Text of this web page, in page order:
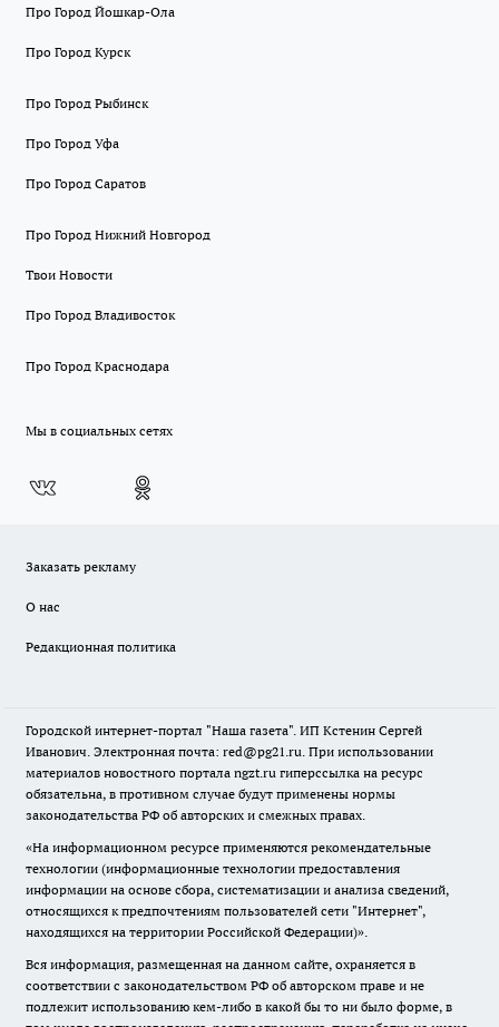
Про Город Йошкар-Ола
Про Город Курск
Про Город Рыбинск
Про Город Уфа
Про Город Саратов
Про Город Нижний Новгород
Твои Новости
Про Город Владивосток
Про Город Краснодара
Мы в социальных сетях
Заказать рекламу
О нас
Редакционная политика
Городской интернет-портал "Наша газета". ИП Кстенин Сергей
Иванович. Электронная почта: red@pg21.ru. При использовании
материалов новостного портала ngzt.ru гиперссылка на ресурс
обязательна, в противном случае будут применены нормы
законодательства РФ об авторских и смежных правах.
«На информационном ресурсе применяются рекомендательные
технологии (информационные технологии предоставления
информации на основе сбора, систематизации и анализа сведений,
относящихся к предпочтениям пользователей сети "Интернет",
находящихся на территории Российской Федерации)».
Вся информация, размещенная на данном сайте, охраняется в
соответствии с законодательством РФ об авторском праве и не
подлежит использованию кем-либо в какой бы то ни было форме, в